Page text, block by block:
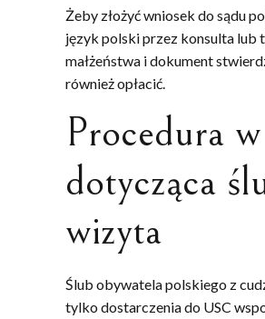
Żeby złożyć wniosek do sądu
język polski przez konsulta lub
małżeństwa i dokument
również opłacić.
Procedura
dotycząca
wizyta
Ślub obywatela polskiego z
tylko dostarczenia do USC